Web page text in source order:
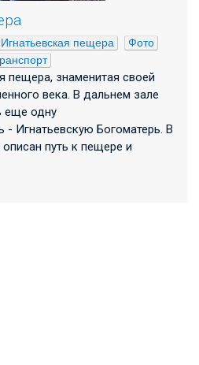
Игнатьевская пещера
Фото
пещера, знаменитая своей
века. В дальнем зале
еще одну
- Игнатьевскую Богоматерь. В
путь к пещере и